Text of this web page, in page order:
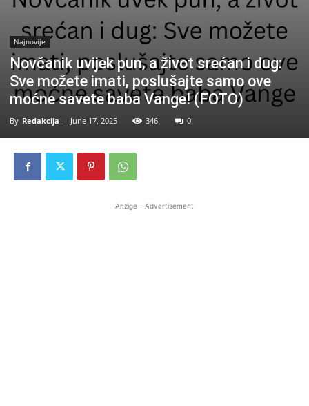
Najnovije
Novčanik uvijek pun, a život srećan i dug:
Sve možete imati, poslušajte samo ove
moćne savete baba Vange! (FOTO)
By Redakcija - June 17, 2025 346 0
Anzige - Advertisement